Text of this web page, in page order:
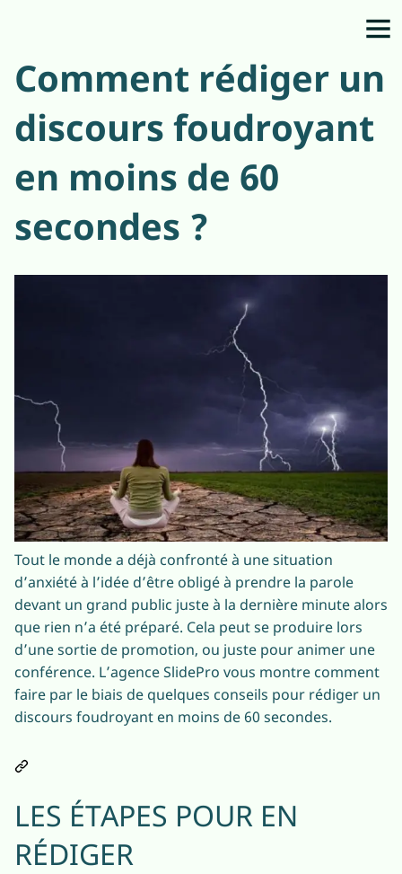
Comment rédiger un
discours foudroyant
en moins de 60
secondes ?
Tout le monde a déjà confronté à une situation
d’anxiété à l’idée d’être obligé à prendre la parole
devant un grand public juste à la dernière minute alors
que rien n’a été préparé. Cela peut se produire lors
d’une sortie de promotion, ou juste pour animer une
conférence. L’agence SlidePro vous montre comment
faire par le biais de quelques conseils pour rédiger un
discours foudroyant en moins de 60 secondes.
LES ÉTAPES POUR EN
RÉDIGER